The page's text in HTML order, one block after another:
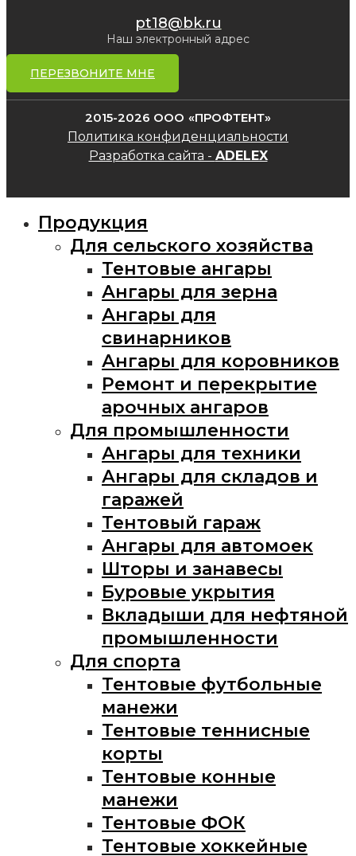
pt18@bk.ru
Наш электронный адрес
ПЕРЕЗВОНИТЕ МНЕ
2015-2026 ООО «ПРОФТЕНТ»
Политика конфиденциальности
Разработка сайта - ADELEX
Продукция
Для сельского хозяйства
Тентовые ангары
Ангары для зерна
Ангары для
свинарников
Ангары для коровников
Ремонт и перекрытие
арочных ангаров
Для промышленности
Ангары для техники
Ангары для складов и
гаражей
Тентовый гараж
Ангары для автомоек
Шторы и занавесы
Буровые укрытия
Вкладыши для нефтяной
промышленности
Для спорта
Тентовые футбольные
манежи
Тентовые теннисные
корты
Тентовые конные
манежи
Тентовые ФОК
Тентовые хоккейные